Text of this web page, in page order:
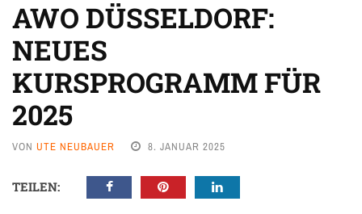
AWO DÜSSELDORF:
NEUES
KURSPROGRAMM FÜR
2025
VON UTE NEUBAUER 8. JANUAR 2025
TEILEN: